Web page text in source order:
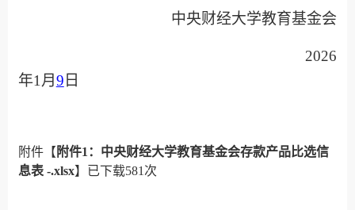
中央财经大学教育基金会
2026
年1 月 9 日
附件【 附件1：中央财经大学教育基金会存款产品比选信
息表 -.xlsx】已下载581 次